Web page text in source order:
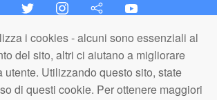
i cookies - alcuni sono essenziali al
del sito, altri ci aiutano a migliorare
utente. Utilizzando questo sito, state
di questi cookie. Per ottenere maggiori
Naturista Italiana (APS)